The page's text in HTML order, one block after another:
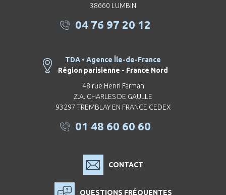
38660 LUMBIN
04 76 97 20 12
TDA • Agence Île-de-France
Région parisienne - France Nord
48 rue Henri Farman
Z.A. CHARLES DE GAULLE
93297 TREMBLAY EN FRANCE CEDEX
01 48 60 60 60
CONTACT
QUESTIONS FRÉQUENTES